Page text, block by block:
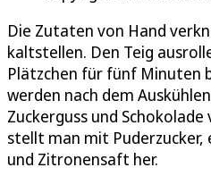
Die Zutaten von Hand
kaltstellen. Den Teig
Plätzchen für fünf Minuten
werden nach dem
Zuckerguss und
stellt man mit Puderzucker,
und Zitronensaft her.